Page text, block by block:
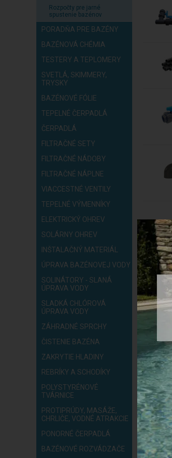
Rozpočty pre jarné
spustenie bazénov
PORADŇA PRE BAZÉNY
BAZÉNOVÁ CHÉMIA
TESTERY A TEPLOMERY
SVETLÁ, SKIMMERY,
TRYSKY
BAZÉNOVÉ FÓLIE
TEPELNÉ ČERPADLÁ
ČERPADLÁ
FILTRAČNÉ SETY
FILTRAČNÉ NÁDOBY
FILTRAČNÉ NÁPLNE
VIACCESTNÉ VENTILY
TEPELNÉ VÝMENNÍKY
ELEKTRICKÝ OHREV
SOLÁRNY OHREV
INŠTALAČNÝ MATERIÁL
ÚPRAVA BAZÉNOVEJ VODY
SOLINÁTORY - SLANÁ
ÚPRAVA VODY
SLADKÁ CHLÓROVÁ
ÚPRAVA VODY
ZÁHRADNÉ SPRCHY
ČISTENIE BAZÉNA
ZAKRYTIE HLADINY
REBRÍKY A SCHODÍKY
POLYSTYRÉNOVÉ
TVÁRNICE
PROTIPRÚDY, MASÁŽE,
CHRLIČE, VODNÉ ATRAKCIE
PONORNÉ ČERPADLÁ
BAZÉNOVÉ ROZVÁDZAČE